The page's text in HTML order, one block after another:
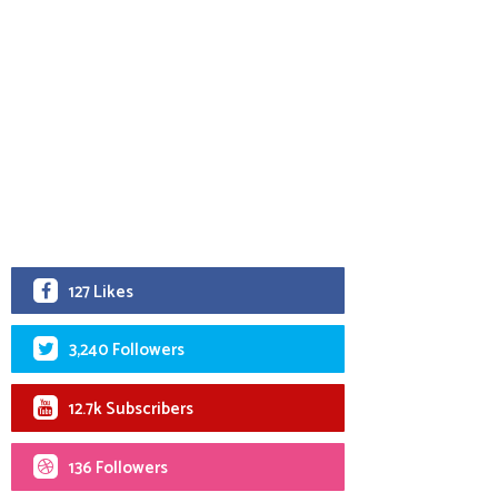
127 Likes
3,240 Followers
12.7k Subscribers
136 Followers